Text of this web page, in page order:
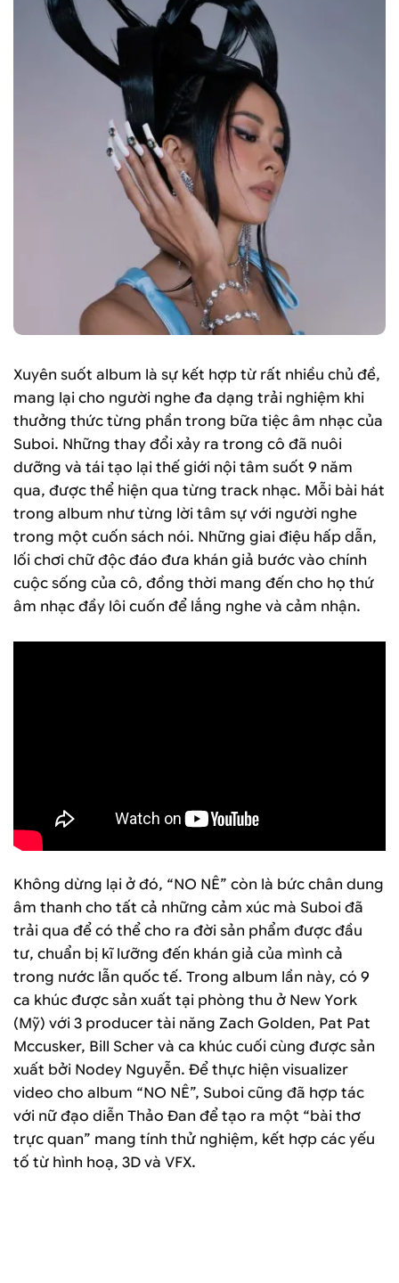
Xuyên suốt album là sự kết hợp từ rất nhiều chủ đề,
mang lại cho người nghe đa dạng trải nghiệm khi
thưởng thức từng phần trong bữa tiệc âm nhạc của
Suboi. Những thay đổi xảy ra trong cô đã nuôi
dưỡng và tái tạo lại thế giới nội tâm suốt 9 năm
qua, được thể hiện qua từng track nhạc. Mỗi bài hát
trong album như từng lời tâm sự với người nghe
trong một cuốn sách nói. Những giai điệu hấp dẫn,
lối chơi chữ độc đáo đưa khán giả bước vào chính
cuộc sống của cô, đồng thời mang đến cho họ thứ
âm nhạc đầy lôi cuốn để lắng nghe và cảm nhận.
Không dừng lại ở đó, “NO NÊ” còn là bức chân dung
âm thanh cho tất cả những cảm xúc mà Suboi đã
trải qua để có thể cho ra đời sản phẩm được đầu
tư, chuẩn bị kĩ lưỡng đến khán giả của mình cả
trong nước lẫn quốc tế. Trong album lần này, có 9
ca khúc được sản xuất tại phòng thu ở New York
(Mỹ) với 3 producer tài năng Zach Golden, Pat Pat
Mccusker, Bill Scher và ca khúc cuối cùng được sản
xuất bởi Nodey Nguyễn. Để thực hiện visualizer
video cho album “NO NÊ”, Suboi cũng đã hợp tác
với nữ đạo diễn Thảo Đan để tạo ra một “bài thơ
trực quan” mang tính thử nghiệm, kết hợp các yếu
tố từ hình hoạ, 3D và VFX.